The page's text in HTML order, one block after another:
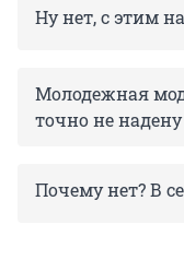
Ну нет, с этим
Молодежная
точно не надену
Почему нет? В